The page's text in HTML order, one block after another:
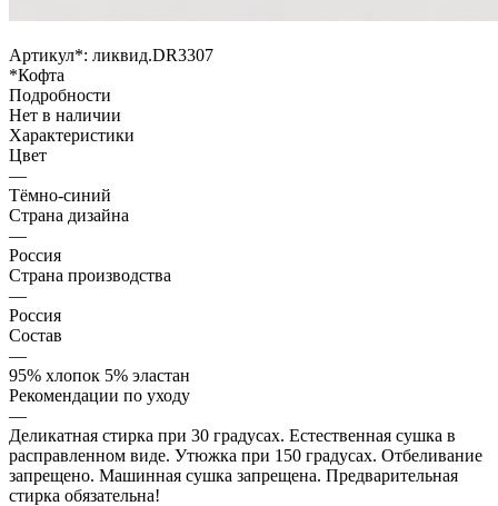
Артикул*: ликвид.DR3307
*Кофта
Подробности
Нет в наличии
Характеристики
Цвет
—
Тёмно-синий
Страна дизайна
—
Россия
Страна производства
—
Россия
Состав
—
95% хлопок 5% эластан
Рекомендации по уходу
—
Деликатная стирка при 30 градусах. Естественная сушка в
расправленном виде. Утюжка при 150 градусах. Отбеливание
запрещено. Машинная сушка запрещена. Предварительная
стирка обязательна!